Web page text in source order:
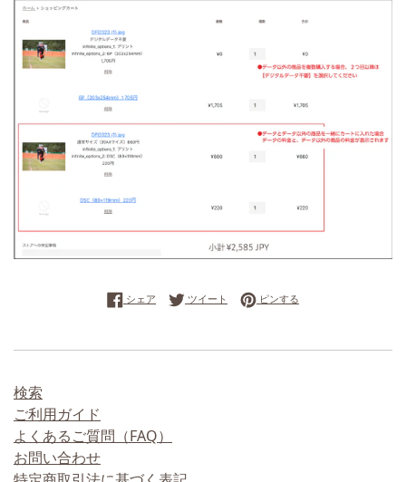
シェア Facebookでシェアする
ツイート Twitterに投稿する
ピンする
検索
ご利用ガイド
よくあるご質問（FAQ）
お問い合わせ